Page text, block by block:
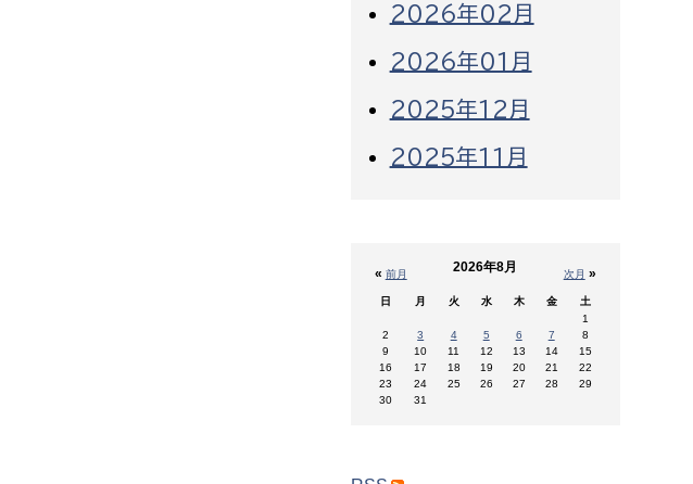
2026年02月
2026年01月
2025年12月
2025年11月
« 前月 次月 »
2026年8月
日 月 火 水 木 金
土
1
2
3 4 5 6 7
8
9
10 11 12 13 14
15
16
17 18 19 20 21
22
23
24 25 26 27 28
29
30
31